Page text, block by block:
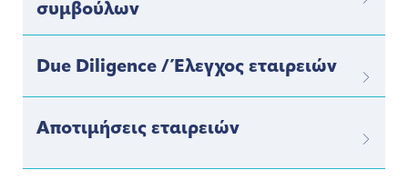
συμβούλων
Due Diligence / Έλεγχος εταιρειών
Αποτιμήσεις εταιρειών